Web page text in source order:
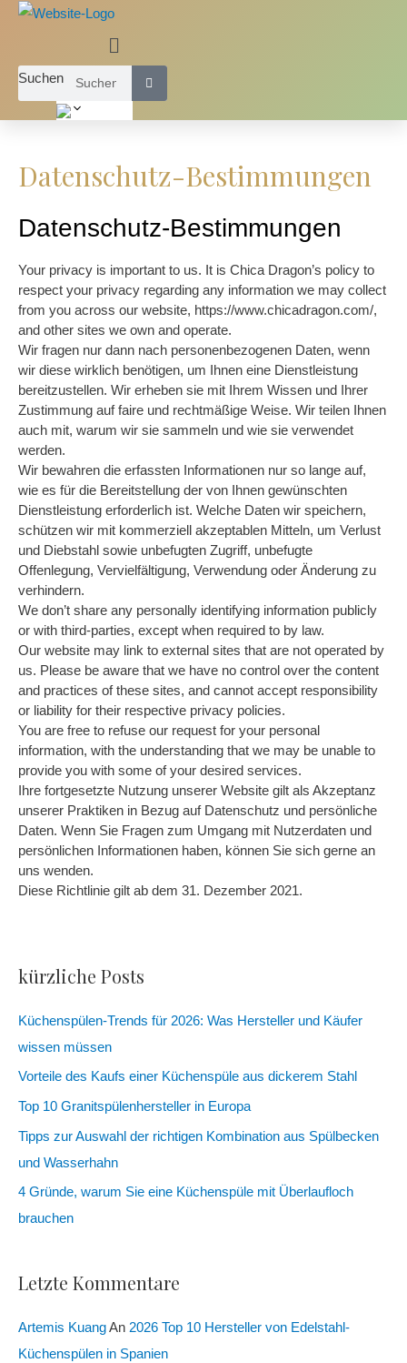
Hauptmenü
Suchen
Datenschutz-Bestimmungen
Datenschutz-Bestimmungen
Your privacy is important to us. It is Chica Dragon’s policy to
respect your privacy regarding any information we may collect
from you across our website, https://www.chicadragon.com/,
and other sites we own and operate.
Wir fragen nur dann nach personenbezogenen Daten, wenn
wir diese wirklich benötigen, um Ihnen eine Dienstleistung
bereitzustellen. Wir erheben sie mit Ihrem Wissen und Ihrer
Zustimmung auf faire und rechtmäßige Weise. Wir teilen Ihnen
auch mit, warum wir sie sammeln und wie sie verwendet
werden.
Wir bewahren die erfassten Informationen nur so lange auf,
wie es für die Bereitstellung der von Ihnen gewünschten
Dienstleistung erforderlich ist. Welche Daten wir speichern,
schützen wir mit kommerziell akzeptablen Mitteln, um Verlust
und Diebstahl sowie unbefugten Zugriff, unbefugte
Offenlegung, Vervielfältigung, Verwendung oder Änderung zu
verhindern.
We don’t share any personally identifying information publicly
or with third-parties, except when required to by law.
Our website may link to external sites that are not operated by
us. Please be aware that we have no control over the content
and practices of these sites, and cannot accept responsibility
or liability for their respective privacy policies.
You are free to refuse our request for your personal
information, with the understanding that we may be unable to
provide you with some of your desired services.
Ihre fortgesetzte Nutzung unserer Website gilt als Akzeptanz
unserer Praktiken in Bezug auf Datenschutz und persönliche
Daten. Wenn Sie Fragen zum Umgang mit Nutzerdaten und
persönlichen Informationen haben, können Sie sich gerne an
uns wenden.
Diese Richtlinie gilt ab dem 31. Dezember 2021.
kürzliche Posts
Küchenspülen-Trends für 2026: Was Hersteller und Käufer
wissen müssen
Vorteile des Kaufs einer Küchenspüle aus dickerem Stahl
Top 10 Granitspülenhersteller in Europa
Tipps zur Auswahl der richtigen Kombination aus Spülbecken
und Wasserhahn
4 Gründe, warum Sie eine Küchenspüle mit Überlaufloch
brauchen
Letzte Kommentare
Artemis KuangAn 2026 Top 10 Hersteller von Edelstahl-
Küchenspülen in Spanien